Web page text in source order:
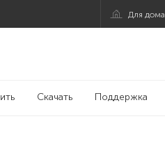
Для дома
Скачать Поддержка